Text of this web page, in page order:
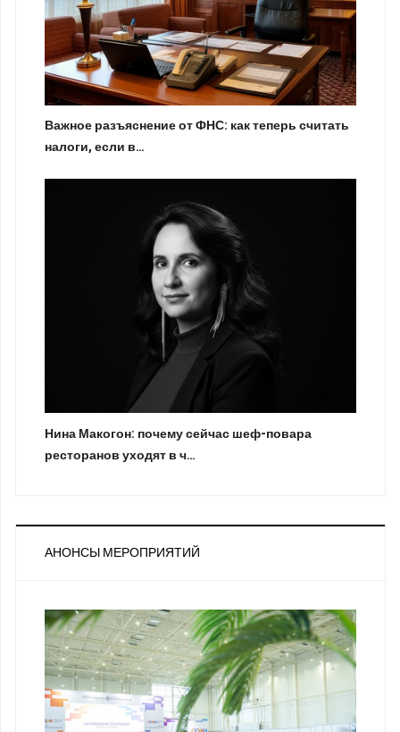
Важное разъяснение от ФНС: как теперь считать
налоги, если в…
Нина Макогон: почему сейчас шеф-повара
ресторанов уходят в ч…
АНОНСЫ МЕРОПРИЯТИЙ